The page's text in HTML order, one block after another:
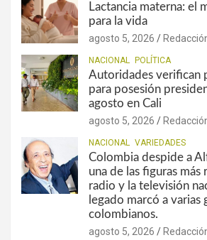
Lactancia materna: el
para la vida
agosto 5, 2026
NACIONAL POLÍTICA
Autoridades verifican
para posesión
agosto en Cali
agosto 5, 2026
NACIONAL VARIEDADES
Colombia despide a
una de las figuras más
radio y la televisión
legado marcó a varias
colombianos.
agosto 5, 2026